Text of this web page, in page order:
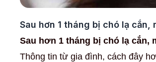
Sau hơn 1 tháng bị chó lạ
Sau hơn 1 tháng bị chó lạ cắn,
Thông tin từ gia đình, cách đây